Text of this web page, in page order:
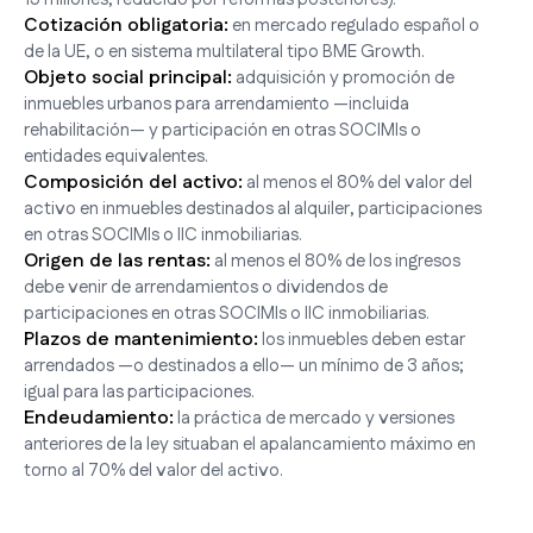
Cotización obligatoria: en mercado regulado español o
de la UE, o en sistema multilateral tipo BME Growth.
Objeto social principal: adquisición y promoción de
inmuebles urbanos para arrendamiento —incluida
rehabilitación— y participación en otras SOCIMIs o
entidades equivalentes.
Composición del activo: al menos el 80% del valor del
activo en inmuebles destinados al alquiler, participaciones
en otras SOCIMIs o IIC inmobiliarias.
Origen de las rentas: al menos el 80% de los ingresos
debe venir de arrendamientos o dividendos de
participaciones en otras SOCIMIs o IIC inmobiliarias.
Plazos de mantenimiento:los inmuebles deben estar
arrendados —o destinados a ello— un mínimo de 3 años;
igual para las participaciones.
Endeudamiento:la práctica de mercado y versiones
anteriores de la ley situaban el apalancamiento máximo en
torno al 70% del valor del activo.